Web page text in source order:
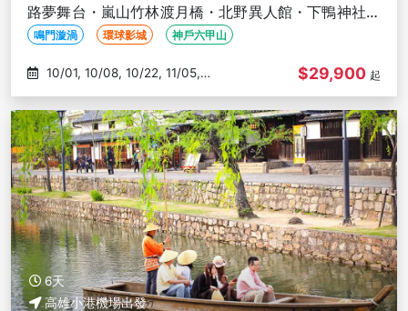
路夢舞台・嵐山竹林渡月橋・北野異人館・下鴨神社・
大阪城－高雄出發
鳴門漩渦 環球影城 神戶六甲山
11/12
$29,900 起
6天
高雄小港機場出發